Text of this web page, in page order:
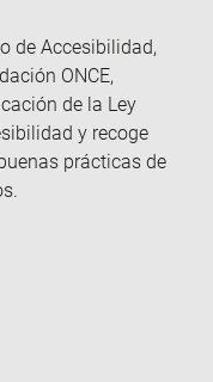
de Accesibilidad,
ONCE,
de la Ley
y recoge
prácticas de